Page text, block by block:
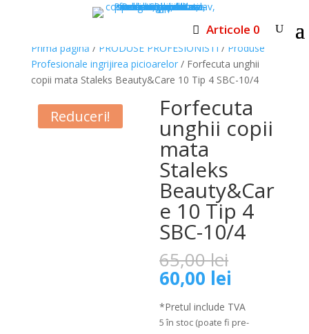
Articole 0
Prima pagină / PRODUSE PROFESIONISTI / Produse
Profesionale ingrijirea picioarelor/ Forfecuta unghii
copii mata Staleks Beauty&Care 10 Tip 4 SBC-10/4
Reduceri! Forfecuta
unghii copii
mata
Staleks
Beauty&Car
e 10 Tip 4
SBC-10/4
65,00lei
fost:
65,00 lei.
60,00 lei
este:
60,00 lei.
*Pretul include TVA
5 în stoc (poate fi pre-